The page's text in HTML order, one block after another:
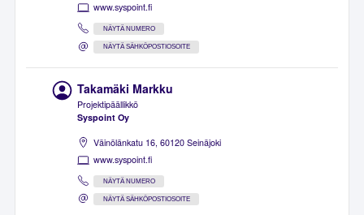
www.syspoint.fi
NÄYTÄ NUMERO
NÄYTÄ SÄHKÖPOSTIOSOITE
Takamäki Markku
Projektipäällikkö
Syspoint Oy
Väinölänkatu 16, 60120 Seinäjoki
www.syspoint.fi
NÄYTÄ NUMERO
NÄYTÄ SÄHKÖPOSTIOSOITE